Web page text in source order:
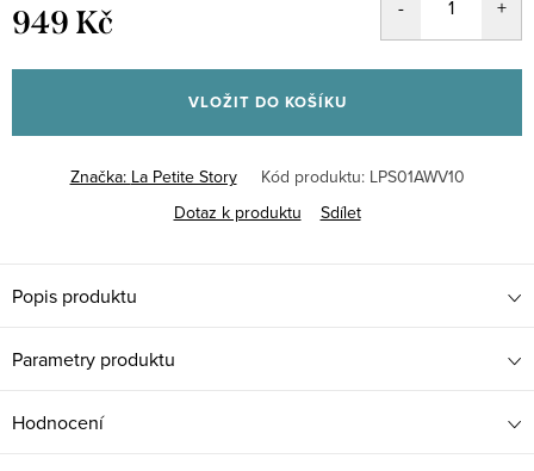
949 Kč
cena:
VLOŽIT DO KOŠÍKU
Značka: La Petite Story Kód produktu: LPS01AWV10
Dotaz k produktu
Sdílet
Popis produktu
Parametry produktu
Hodnocení